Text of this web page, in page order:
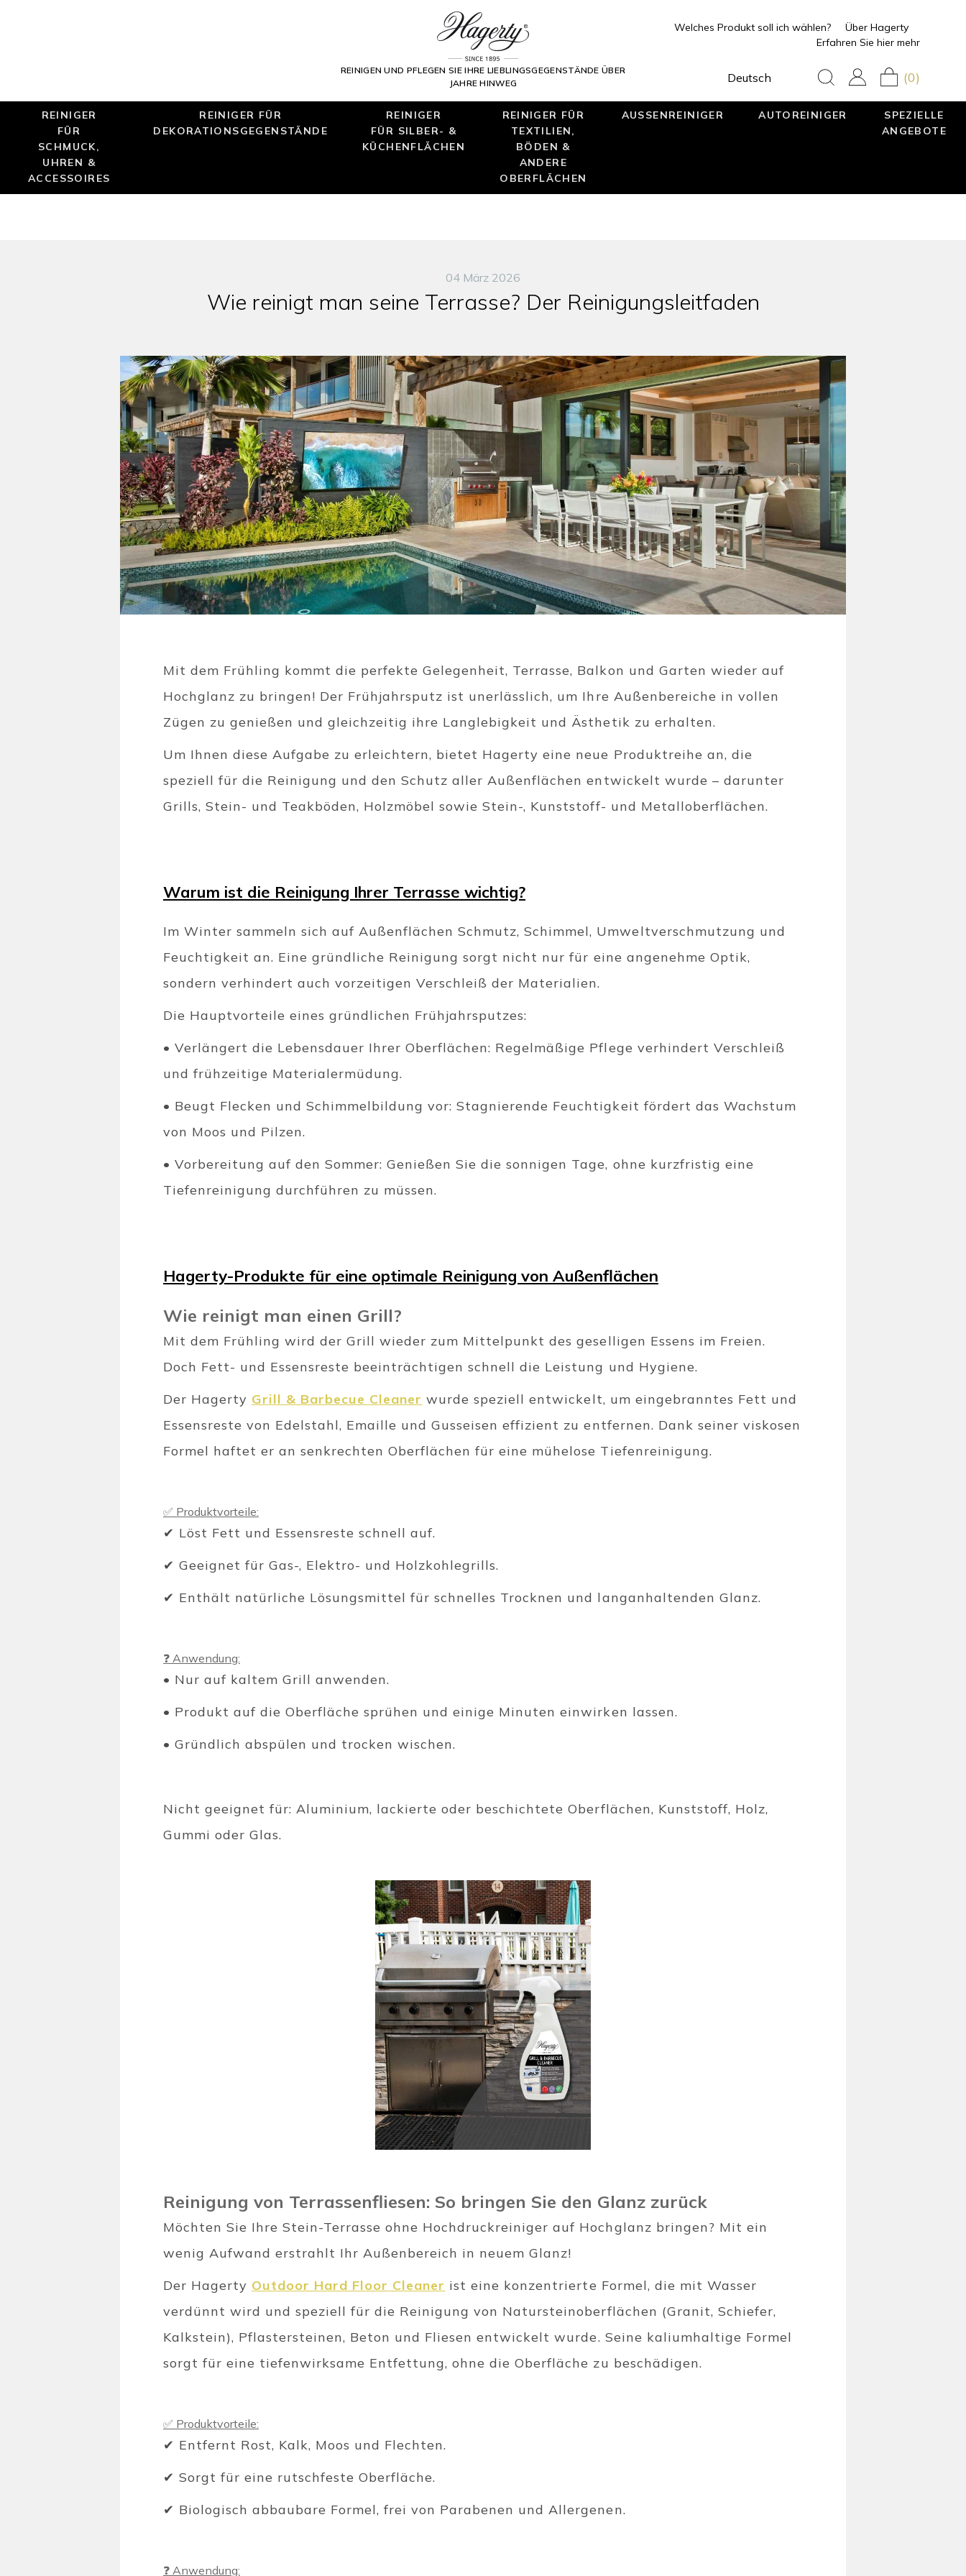
REINIGEN UND PFLEGEN SIE IHRE LIEBLINGSGEGENSTÄNDE ÜBER
JAHRE HINWEG
Welches Produkt soll ich wählen?
Über Hagerty
Erfahren Sie hier mehr
Deutsch (0)
REINIGER
FÜR
SCHMUCK,
UHREN &
ACCESSOIRES
REINIGER FÜR
DEKORATIONSGEGENSTÄNDE
REINIGER
FÜR SILBER- &
KÜCHENFLÄCHEN
REINIGER FÜR
TEXTILIEN,
BÖDEN &
ANDERE
OBERFLÄCHEN
AUSSENREINIGER AUTOREINIGER
SPEZIELLE
ANGEBOTE
04 März 2026
Wie reinigt man seine Terrasse? Der Reinigungsleitfaden
Mit dem Frühling kommt die perfekte Gelegenheit, Terrasse, Balkon und Garten wieder auf
Hochglanz zu bringen! Der Frühjahrsputz ist unerlässlich, um Ihre Außenbereiche in vollen
Zügen zu genießen und gleichzeitig ihre Langlebigkeit und Ästhetik zu erhalten.
Um Ihnen diese Aufgabe zu erleichtern, bietet Hagerty eine neue Produktreihe an, die
speziell für die Reinigung und den Schutz aller Außenflächen entwickelt wurde – darunter
Grills, Stein- und Teakböden, Holzmöbel sowie Stein-, Kunststoff- und Metalloberflächen.
Warum ist die Reinigung Ihrer Terrasse wichtig?
Im Winter sammeln sich auf Außenflächen Schmutz, Schimmel, Umweltverschmutzung und
Feuchtigkeit an. Eine gründliche Reinigung sorgt nicht nur für eine angenehme Optik,
sondern verhindert auch vorzeitigen Verschleiß der Materialien.
Die Hauptvorteile eines gründlichen Frühjahrsputzes:
• Verlängert die Lebensdauer Ihrer Oberflächen: Regelmäßige Pflege verhindert Verschleiß
und frühzeitige Materialermüdung.
• Beugt Flecken und Schimmelbildung vor: Stagnierende Feuchtigkeit fördert das Wachstum
von Moos und Pilzen.
• Vorbereitung auf den Sommer: Genießen Sie die sonnigen Tage, ohne kurzfristig eine
Tiefenreinigung durchführen zu müssen.
Hagerty-Produkte für eine optimale Reinigung von Außenflächen
Wie reinigt man einen Grill?
Mit dem Frühling wird der Grill wieder zum Mittelpunkt des geselligen Essens im Freien.
Doch Fett- und Essensreste beeinträchtigen schnell die Leistung und Hygiene.
Der Hagerty Grill & Barbecue Cleaner wurde speziell entwickelt, um eingebranntes Fett und
Essensreste von Edelstahl, Emaille und Gusseisen effizient zu entfernen. Dank seiner viskosen
Formel haftet er an senkrechten Oberflächen für eine mühelose Tiefenreinigung.
✅ Produktvorteile:
✔ Löst Fett und Essensreste schnell auf.
✔ Geeignet für Gas-, Elektro- und Holzkohlegrills.
✔ Enthält natürliche Lösungsmittel für schnelles Trocknen und langanhaltenden Glanz.
❓ Anwendung:
• Nur auf kaltem Grill anwenden.
• Produkt auf die Oberfläche sprühen und einige Minuten einwirken lassen.
• Gründlich abspülen und trocken wischen.
Nicht geeignet für: Aluminium, lackierte oder beschichtete Oberflächen, Kunststoff, Holz,
Gummi oder Glas.
Reinigung von Terrassenfliesen: So bringen Sie den Glanz zurück
Möchten Sie Ihre Stein-Terrasse ohne Hochdruckreiniger auf Hochglanz bringen? Mit ein
wenig Aufwand erstrahlt Ihr Außenbereich in neuem Glanz!
Der Hagerty Outdoor Hard Floor Cleaner ist eine konzentrierte Formel, die mit Wasser
verdünnt wird und speziell für die Reinigung von Natursteinoberflächen (Granit, Schiefer,
Kalkstein), Pflastersteinen, Beton und Fliesen entwickelt wurde. Seine kaliumhaltige Formel
sorgt für eine tiefenwirksame Entfettung, ohne die Oberfläche zu beschädigen.
✅ Produktvorteile:
✔ Entfernt Rost, Kalk, Moos und Flechten.
✔ Sorgt für eine rutschfeste Oberfläche.
✔ Biologisch abbaubare Formel, frei von Parabenen und Allergenen.
❓ Anwendung: